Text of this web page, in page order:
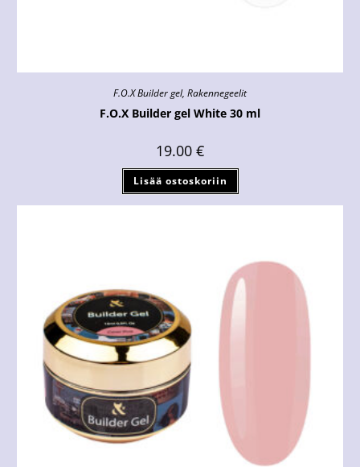
F.O.X Builder gel, Rakennegeelit
F.O.X Builder gel White 30 ml
19.00 €
Lisää ostoskoriin